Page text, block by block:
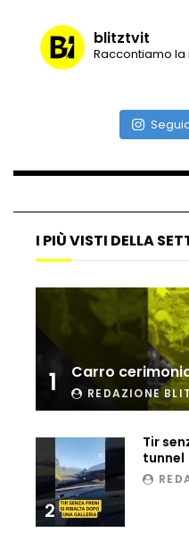
male
Atterraggio
Incidente
perde il
i droni russi
Tir bloccato
treno lo
blitztvit
Raccontiamo la
I PIÙ VISTI DELLA
1 Carro
REDAZIONE
2
Tir
tunnel